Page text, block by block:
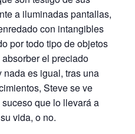
a iluminadas pantallas,
con intangibles
por todo tipo de objetos
el preciado
es igual, tras una
Steve se ve
que lo llevará a
vida, o no.